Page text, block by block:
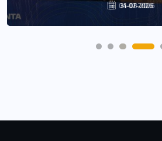
31-07-2026